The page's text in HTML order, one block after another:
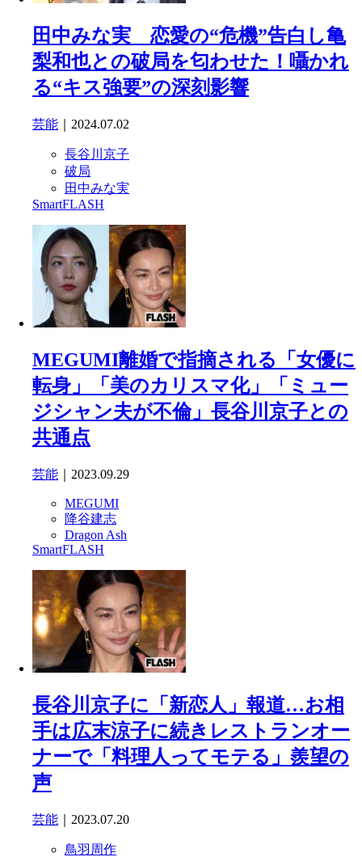
田中みな実 恋愛の“危機”告白し亀
梨和也との破局を匂わせた！囁かれ
る“キス強要”の深刻影響
芸能 ｜2024.07.02
長谷川京子
破局
田中みな実
SmartFLASH
MEGUMI離婚で指摘される「女優に
転身」「美のカリスマ化」「ミュー
ジシャン夫が不倫」長谷川京子との
共通点
芸能 ｜2023.09.29
MEGUMI
降谷建志
Dragon Ash
SmartFLASH
長谷川京子に「新恋人」報道…お相
手は広末涼子に続きレストランオー
ナーで「料理人ってモテる」羨望の
声
芸能 ｜2023.07.20
鳥羽周作